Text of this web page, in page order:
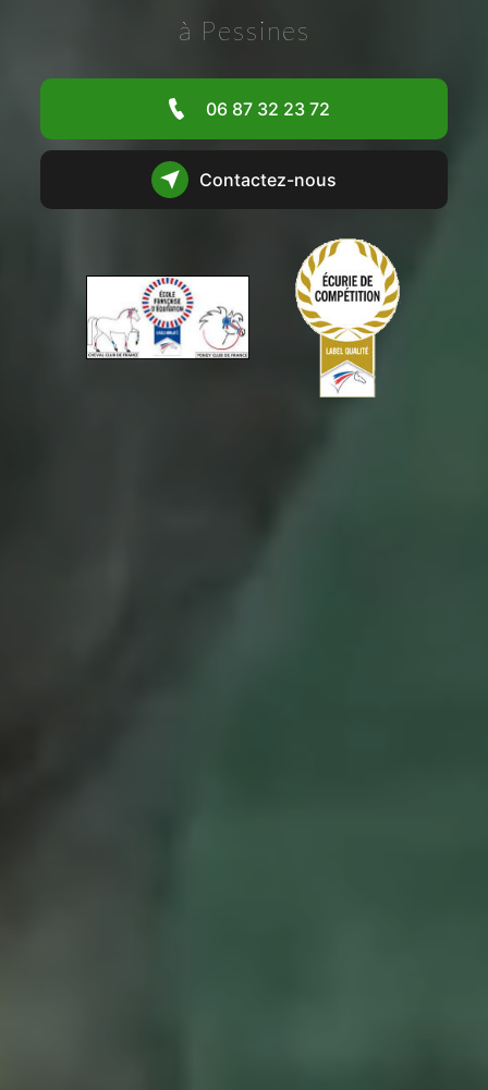
à Pessines
06 87 32 23 72
Contactez-nous